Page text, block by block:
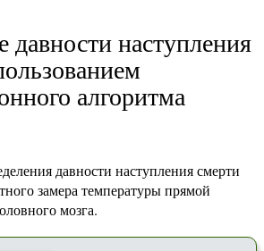
давности наступления
алгоритма
давности наступления смерти
замера температуры прямой
мозга.